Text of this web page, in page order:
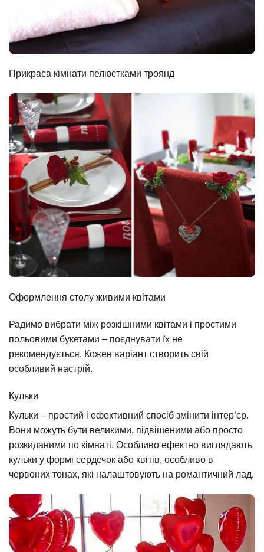
Прикраса кімнати пелюстками троянд
Оформлення столу живими квітами
Радимо вибрати між розкішними квітами і простими
польовими букетами – поєднувати їх не
рекомендується. Кожен варіант створить свій
особливий настрій.
Кульки
Кульки – простий і ефективний спосіб змінити інтер’єр.
Вони можуть бути великими, підвішеними або просто
розкиданими по кімнаті. Особливо ефектно виглядають
кульки у формі сердечок або квітів, особливо в
червоних тонах, які налаштовують на романтичний лад.